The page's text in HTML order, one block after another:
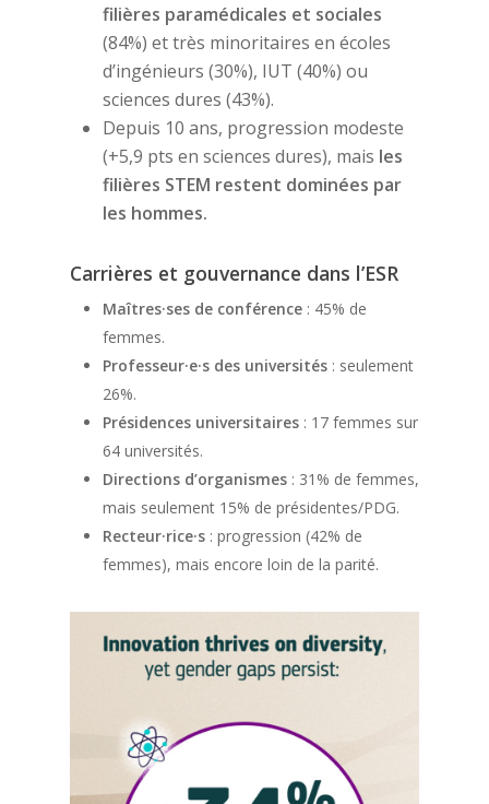
filières paramédicales et sociales
(84%) et très minoritaires en écoles
d’ingénieurs (30%), IUT (40%) ou
sciences dures (43%).
Depuis 10 ans, progression modeste
(+5,9 pts en sciences dures), mais les
filières STEM restent dominées par
les hommes.
Carrières et gouvernance dans l’ESR
Maîtres·ses de conférence : 45% de
femmes.
Professeur·e·s des universités : seulement
26%.
Présidences universitaires : 17 femmes sur
64 universités.
Directions d’organismes : 31% de femmes,
mais seulement 15% de présidentes/PDG.
Recteur·rice·s : progression (42% de
femmes), mais encore loin de la parité.